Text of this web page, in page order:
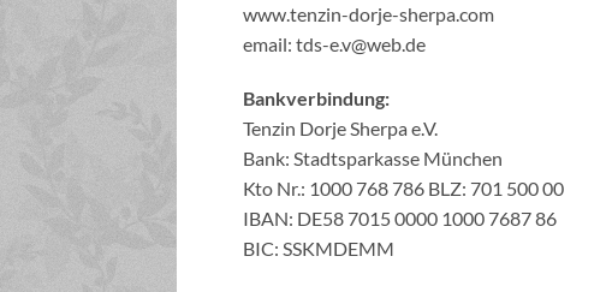
www.tenzin-dorje-sherpa.com
email: tds-e.v@web.de
Bankverbindung:
Tenzin Dorje Sherpa e.V.
Bank: Stadtsparkasse München
Kto Nr.: 1000 768 786 BLZ: 701 500 00
IBAN: DE58 7015 0000 1000 7687 86
BIC: SSKMDEMM